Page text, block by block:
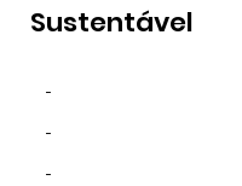
Sustentável
-
-
-